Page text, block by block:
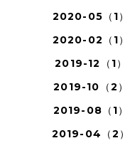
2020-05（1）
2020-02（1）
2019-12（1）
2019-10（2）
2019-08（1）
2019-04（2）